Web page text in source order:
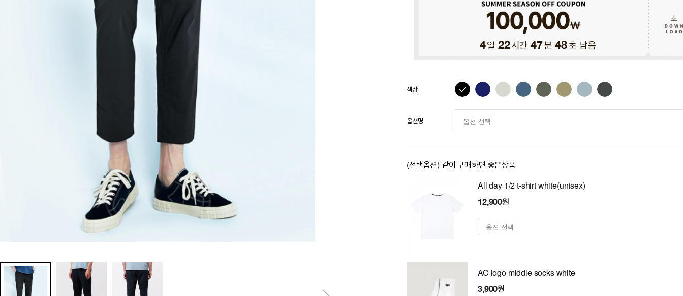
4일 22시간 47분 46초 남음
옵션명
(선택옵션) 같이 구매하면 좋은상품
All day 1/2 t-shirt white(unisex)
12,900원
AC logo middle socks white
3,900원